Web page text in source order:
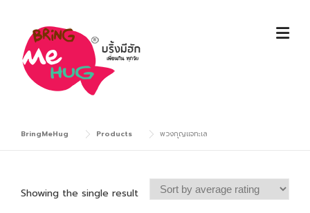
content
BringMeHug Products พวงกุญแจทะเล
Showing the single result